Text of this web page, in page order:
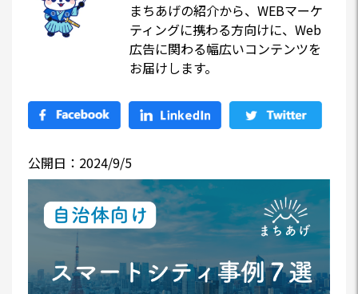
まちあげの紹介から、WEBマーケ
ティングに携わる方向けに、Web
広告に関わる幅広いコンテンツを
お届けします。
公開日：2024/9/5